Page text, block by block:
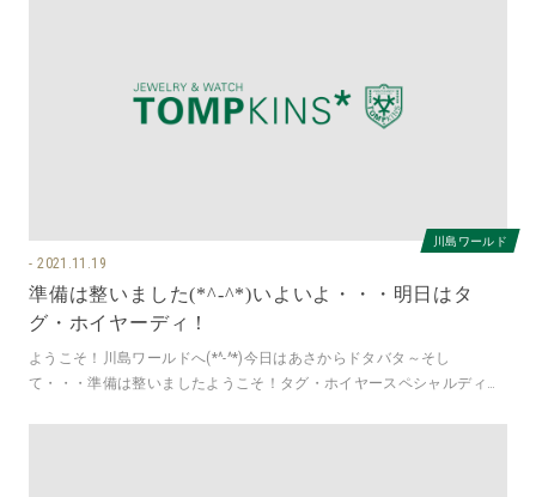
川島ワールド
2021.11.19
準備は整いました(*^-^*)いよいよ・・・明日はタ
グ・ホイヤーディ！
ようこそ！川島ワールドへ(*^-^*)今日はあさからドタバタ～そし
て・・・準備は整いましたようこそ！タグ・ホイヤースペシャルディへ